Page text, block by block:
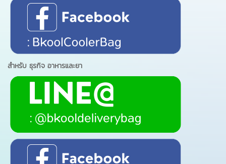
สำหรับ ธุรกิจ อาหารและยา